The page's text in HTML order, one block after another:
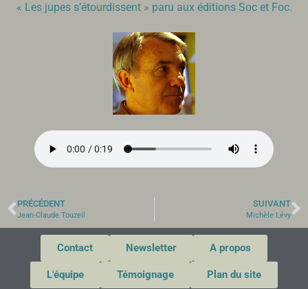
« Les jupes s’étourdissent » paru aux éditions Soc et Foc.
PRÉCÉDENT
Jean-Claude Touzeil
SUIVANT
Michèle Lévy
Contact Newsletter A propos
L'équipe Témoignage Plan du site